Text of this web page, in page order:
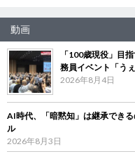
動画
「100歳現役」目
務員イベント「う
2026年8月4日
AI時代、「暗黙知」は継承でき
ル
2026年8月3日